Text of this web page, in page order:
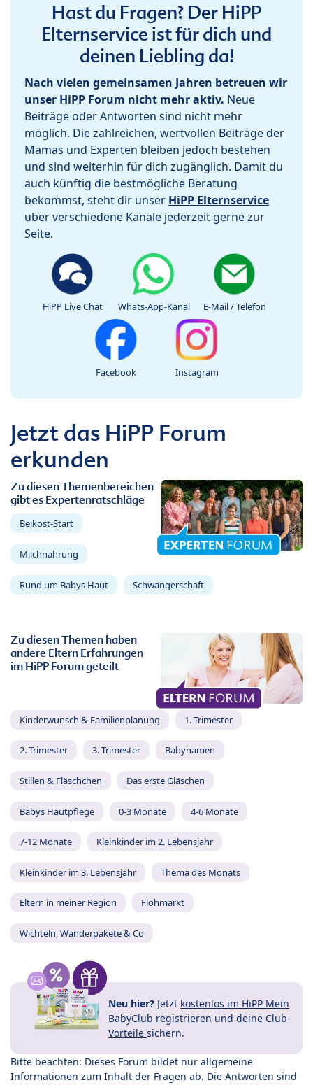
Hast du Fragen? Der HiPP
Elternservice ist für dich und
deinen Liebling da!
Nach vielen gemeinsamen Jahren betreuen wir
unser HiPP Forum nicht mehr aktiv. Neue
Beiträge oder Antworten sind nicht mehr
möglich. Die zahlreichen, wertvollen Beiträge der
Mamas und Experten bleiben jedoch bestehen
und sind weiterhin für dich zugänglich. Damit du
auch künftig die bestmögliche Beratung
bekommst, steht dir unser HiPP Elternservice
über verschiedene Kanäle jederzeit gerne zur
Seite.
HiPP Live Chat Whats-App-Kanal E-Mail / Telefon
Facebook Instagram
Jetzt das HiPP Forum
erkunden
Zu diesen Themenbereichen
gibt es Expertenratschläge
Beikost-Start
Milchnahrung
Rund um Babys Haut Schwangerschaft
Zu diesen Themen haben
andere Eltern Erfahrungen
im HiPP Forum geteilt
Kinderwunsch & Familienplanung 1. Trimester
2. Trimester 3. Trimester Babynamen
Stillen & Fläschchen Das erste Gläschen
Babys Hautpflege 0-3 Monate 4-6 Monate
7-12 Monate Kleinkinder im 2. Lebensjahr
Kleinkinder im 3. Lebensjahr Thema des Monats
Eltern in meiner Region Flohmarkt
Wichteln, Wanderpakete & Co
Neu hier? Jetzt kostenlos im HiPP Mein
BabyClub registrieren und deine Club-
Vorteile sichern.
Bitte beachten: Dieses Forum bildet nur allgemeine
Informationen zum Inhalt der Fragen ab. Die Antworten sind